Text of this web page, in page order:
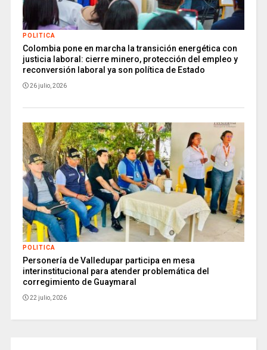
POLITICA
Colombia pone en marcha la transición energética con
justicia laboral: cierre minero, protección del empleo y
reconversión laboral ya son política de Estado
26 julio, 2026
POLITICA
Personería de Valledupar participa en mesa
interinstitucional para atender problemática del
corregimiento de Guaymaral
22 julio, 2026